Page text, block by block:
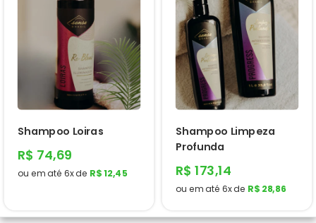
Shampoo Loiras
R$ 74,69
ou em até6xde R$ 12,45
Shampoo Limpeza
Profunda
R$ 173,14
ou em até6xde R$ 28,86